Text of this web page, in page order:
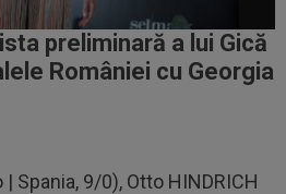
preliminară a lui Gică
României cu Georgia
| Spania, 9/0), Otto HINDRICH